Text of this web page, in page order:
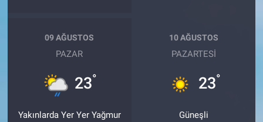
09 AĞUSTOS
PAZAR
23°
Yakınlarda Yer Yer Yağmur
10 AĞUSTOS
PAZARTESI
23°
Güneşli